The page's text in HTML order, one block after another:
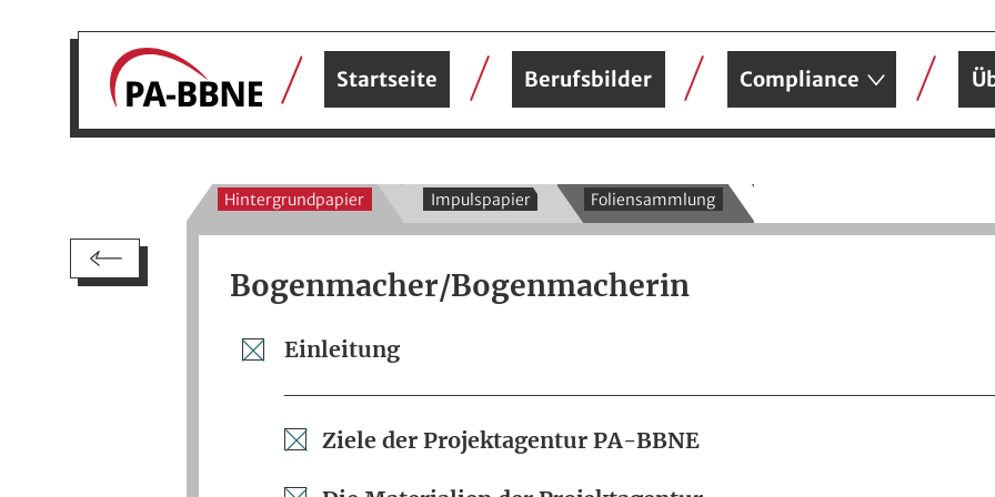
Startseite Berufsbilder Compliance
Hintergrundpapier Impulspapier Foliensammlung
Bogenmacher/Bogenmacherin
Einleitung
Ziele der Projektagentur PA-BBNE